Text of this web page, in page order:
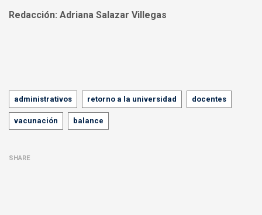
Redacción: Adriana Salazar Villegas
Tags
administrativos retorno a la universidad docentes
vacunación balance
SHARE